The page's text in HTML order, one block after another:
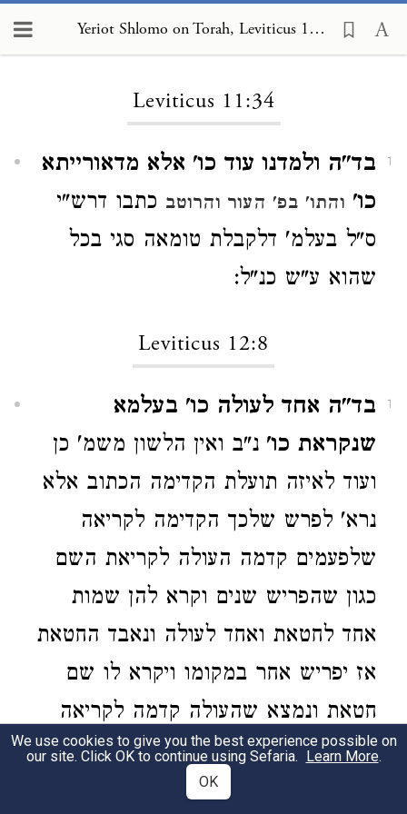
Yeriot Shlomo on Torah, Leviticus 11:34
Leviticus 11:34
1
בד"ה ולמדנו עוד כו' אלא מדאורייתא
כו' והתו' בפ' העור והרוטב כתבו דרש"י
ס"ל בעלמ' דלקבלת טומאה סגי בכל
שהוא ע"ש כנ"ל:
Leviticus 12:8
1
בד"ה אחד לעולה כו' בעלמא
שנקראת כו' נ"ב ואין הלשון משמ' כן
ועוד לאיזה תועלת הקדימה הכתוב אלא
נרא' לפרש שלכך הקדימה לקריאה
שלפעמים קדמה העולה לקריאת השם
כגון שהפריש שנים וקרא להן שמות
אחד לחטאת ואחד לעולה ונאבד החטאת
אז יפריש אחר במקומו ויקרא לו שם
חטאת ונמצא שהעולה קדמה לקריאה
ולתועלת זו הקדימה שלא תאמר שצריך
שנים אחרים כדי שיקדים בקריאה חטא'
We use cookies to give you the best experience possible on
our site. Click OK to continue using Sefaria. Learn More.
OK